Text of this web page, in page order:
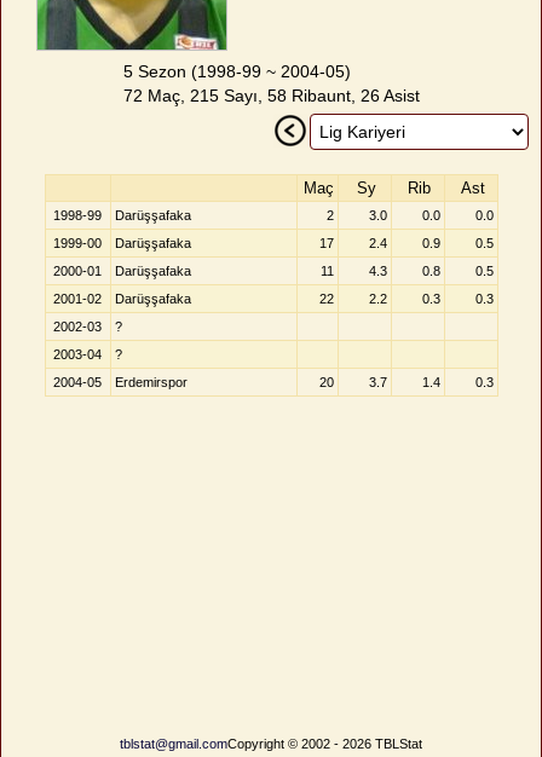
5 Sezon (1998-99 ~ 2004-05)
72 Maç, 215 Sayı, 58 Ribaunt, 26 Asist
Maç Sy Rib Ast
1998-99 Darüşşafaka 2 3.0 0.0
0.0
1999-00
Darüşşafaka 17 2.4 0.9
0.5
2000-01
Darüşşafaka 11 4.3 0.8
0.5
2001-02
Darüşşafaka 22 2.2 0.3
0.3
2002-03
?
2003-04
?
2004-05
Erdemirspor 20 3.7 1.4 0.3
tblstat@gmail.comCopyright © 2002 - 2026 TBLStat